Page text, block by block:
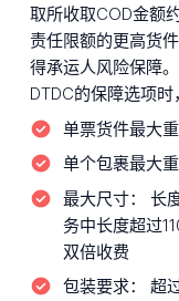
取所收取COD金额
责任限额的更高货
得承运人风险保障
DTDC的保障选项时
单票货件最大重
单个包裹最大重
最大尺寸：
长
务中长度超过
双倍收费
包装要求：
超